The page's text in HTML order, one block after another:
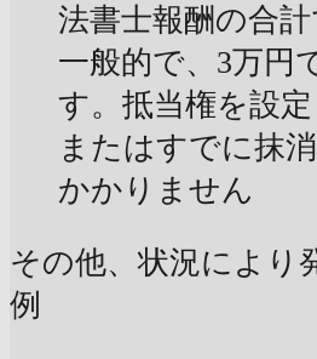
法書士報酬の合
一般的で、3万円
す。抵当権を設定
またはすでに抹
かかりません
その他、状況により
例